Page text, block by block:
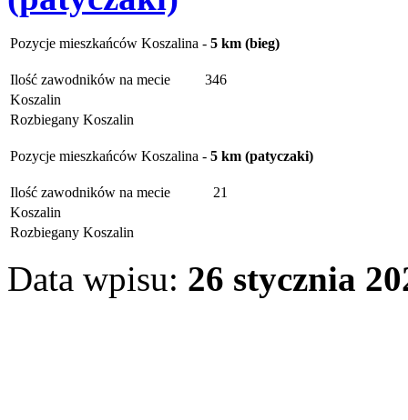
Pozycje mieszkańców Koszalina - 5 km (bieg)
Ilość zawodników na mecie
346
Koszalin
Rozbiegany Koszalin
Pozycje mieszkańców Koszalina - 5 km (patyczaki)
Ilość zawodników na mecie
21
Koszalin
Rozbiegany Koszalin
Data wpisu: 26 stycznia